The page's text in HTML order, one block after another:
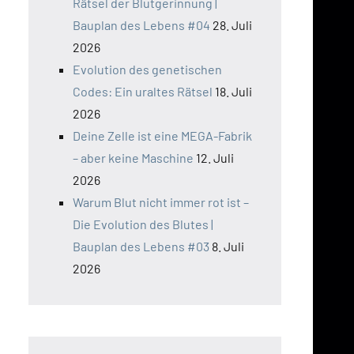
Bauplan des Lebens #04 28. Juli
2026
Evolution des genetischen
Codes: Ein uraltes Rätsel 18. Juli
2026
Deine Zelle ist eine MEGA-Fabrik
– aber keine Maschine 12. Juli
2026
Warum Blut nicht immer rot ist –
Die Evolution des Blutes |
Bauplan des Lebens #03 8. Juli
2026